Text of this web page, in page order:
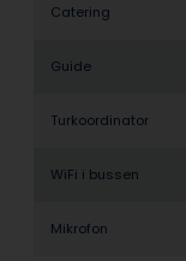
Catering
Guide
Turkoordinator
WiFi i bussen
Mikrofon